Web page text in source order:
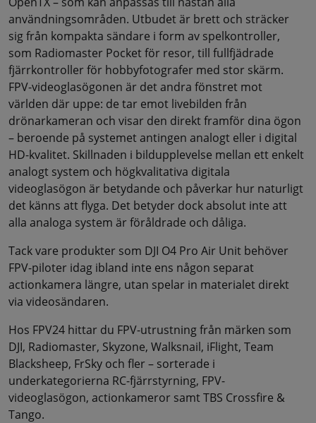
användningsområden. Utbudet är brett och sträcker
sig från kompakta sändare i form av spelkontroller,
som Radiomaster Pocket för resor, till fullfjädrade
fjärrkontroller för hobbyfotografer med stor skärm.
FPV-videoglasögonen är det andra fönstret mot
världen där uppe: de tar emot livebilden från
drönarkameran och visar den direkt framför dina ögon
– beroende på systemet antingen analogt eller i digital
HD-kvalitet. Skillnaden i bildupplevelse mellan ett enkelt
analogt system och högkvalitativa digitala
videoglasögon är betydande och påverkar hur naturligt
det känns att flyga. Det betyder dock absolut inte att
alla analoga system är föråldrade och dåliga.
Tack vare produkter som DJI O4 Pro Air Unit behöver
FPV-piloter idag ibland inte ens någon separat
actionkamera längre, utan spelar in materialet direkt
via videosändaren.
Hos FPV24 hittar du FPV-utrustning från märken som
DJI, Radiomaster, Skyzone, Walksnail, iFlight, Team
Blacksheep, FrSky och fler – sorterade i
underkategorierna RC-fjärrstyrning, FPV-
videoglasögon, actionkameror samt TBS Crossfire &
Tango.